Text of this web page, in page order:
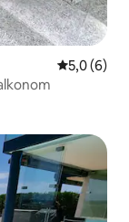
prosječna
5,0 (6)